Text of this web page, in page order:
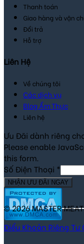
Thanh toán
Giao hàng và vận
Đổi trả
Hỗ trợ
Liên Hệ
Về chúng tôi
Các dịch vụ
Blog Ẩm Thực
Liên hệ
Ưu Đãi dành riêng
Please enable
this form.
Số Điện Thoại *
NHẬN ƯU ĐÃI NGAY
© 2026 MASTER
Điểu Khoản Riêng Tư